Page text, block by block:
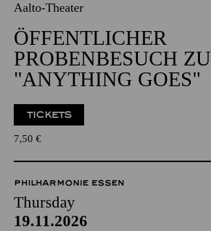
Aalto-Theater
ÖFFENTLICHER
PROBENBESUCH ZU
"ANYTHING GOES"
TICKETS
7,50 €
PHILHARMONIE ESSEN
Thursday
19.11.2026